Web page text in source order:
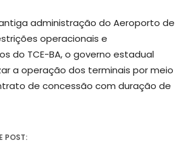
administração do Aeroporto de
operacionais e
do TCE-BA, o governo estadual
a operação dos terminais por meio
de concessão com duração de
POST: